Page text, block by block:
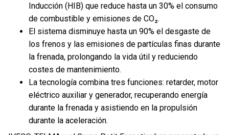
Inducción (HIB) que reduce hasta un 30% el consumo
de combustible y emisiones de CO₂.
El sistema disminuye hasta un 90% el desgaste de
los frenos y las emisiones de partículas finas durante
la frenada, prolongando la vida útil y reduciendo
costes de mantenimiento.
La tecnología combina tres funciones: retarder, motor
eléctrico auxiliar y generador, recuperando energía
durante la frenada y asistiendo en la propulsión
durante la aceleración.